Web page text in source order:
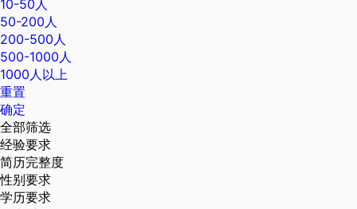
10-50人
50-200人
200-500人
500-1000人
1000人以上
重置
确定
全部筛选
经验要求
简历完整度
性别要求
学历要求